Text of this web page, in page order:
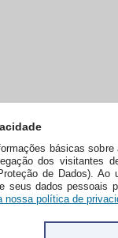
básicas
dos visitantes
de Dados).
seus dados pessoais
nossa política de